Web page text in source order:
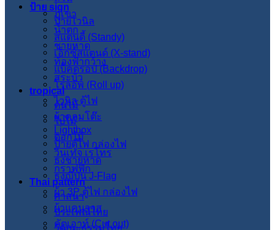
ป้าย sign
ป้ายไวนิล
สแตนดี้ (Standy)
เอ็กซ์สแตนด์ (X-stand)
แบ็คดรอป (Backdrop)
โรลอัพ (Roll up)
ไวนิล ตู้ไฟ
ผ้าคลุมโต๊ะ
Lightbox
ป้ายตู้ไฟ กล่องไฟ
ธงชายหาด
ธงญี่ปุ่น J-Flag
ผ้า 3P ตู้ไฟ กล่องไฟ
ผ้าแคนวาส
คัตเอาท์ (Cut out)
ภูเขา
น้ำตก
ชายหาด
ท้องฟ้ากว้าง
สระบัว
tropical
ต้นไม้
ใบไม้
ดอกไม้
วินเทจ เรโทร
กราฟฟิก
Thai pattern
ศาสนา
ประเพณีไทย
วัฒนะธรรมไทย